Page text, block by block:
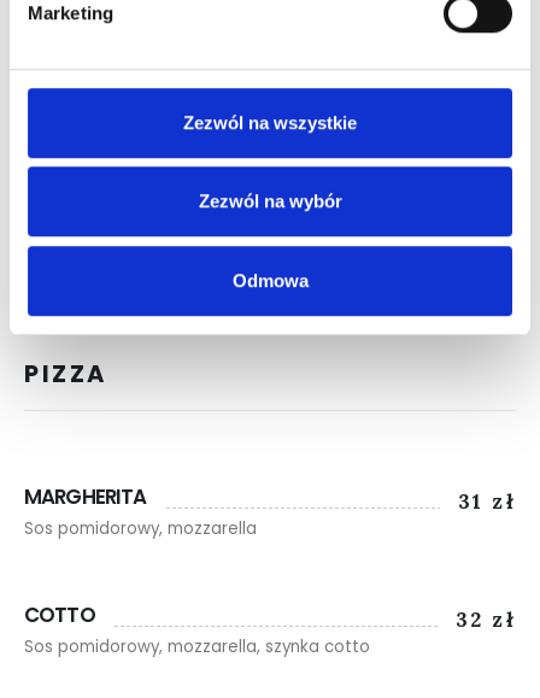
Marketing
Zezwól na wszystkie
Zezwól na wybór
Odmowa
SELEKCJA LODÓW 200 g
PIZZA
MARGHERITA 31 zł
Sos pomidorowy, mozzarella
COTTO 32 zł
Sos pomidorowy, mozzarella, szynka cotto